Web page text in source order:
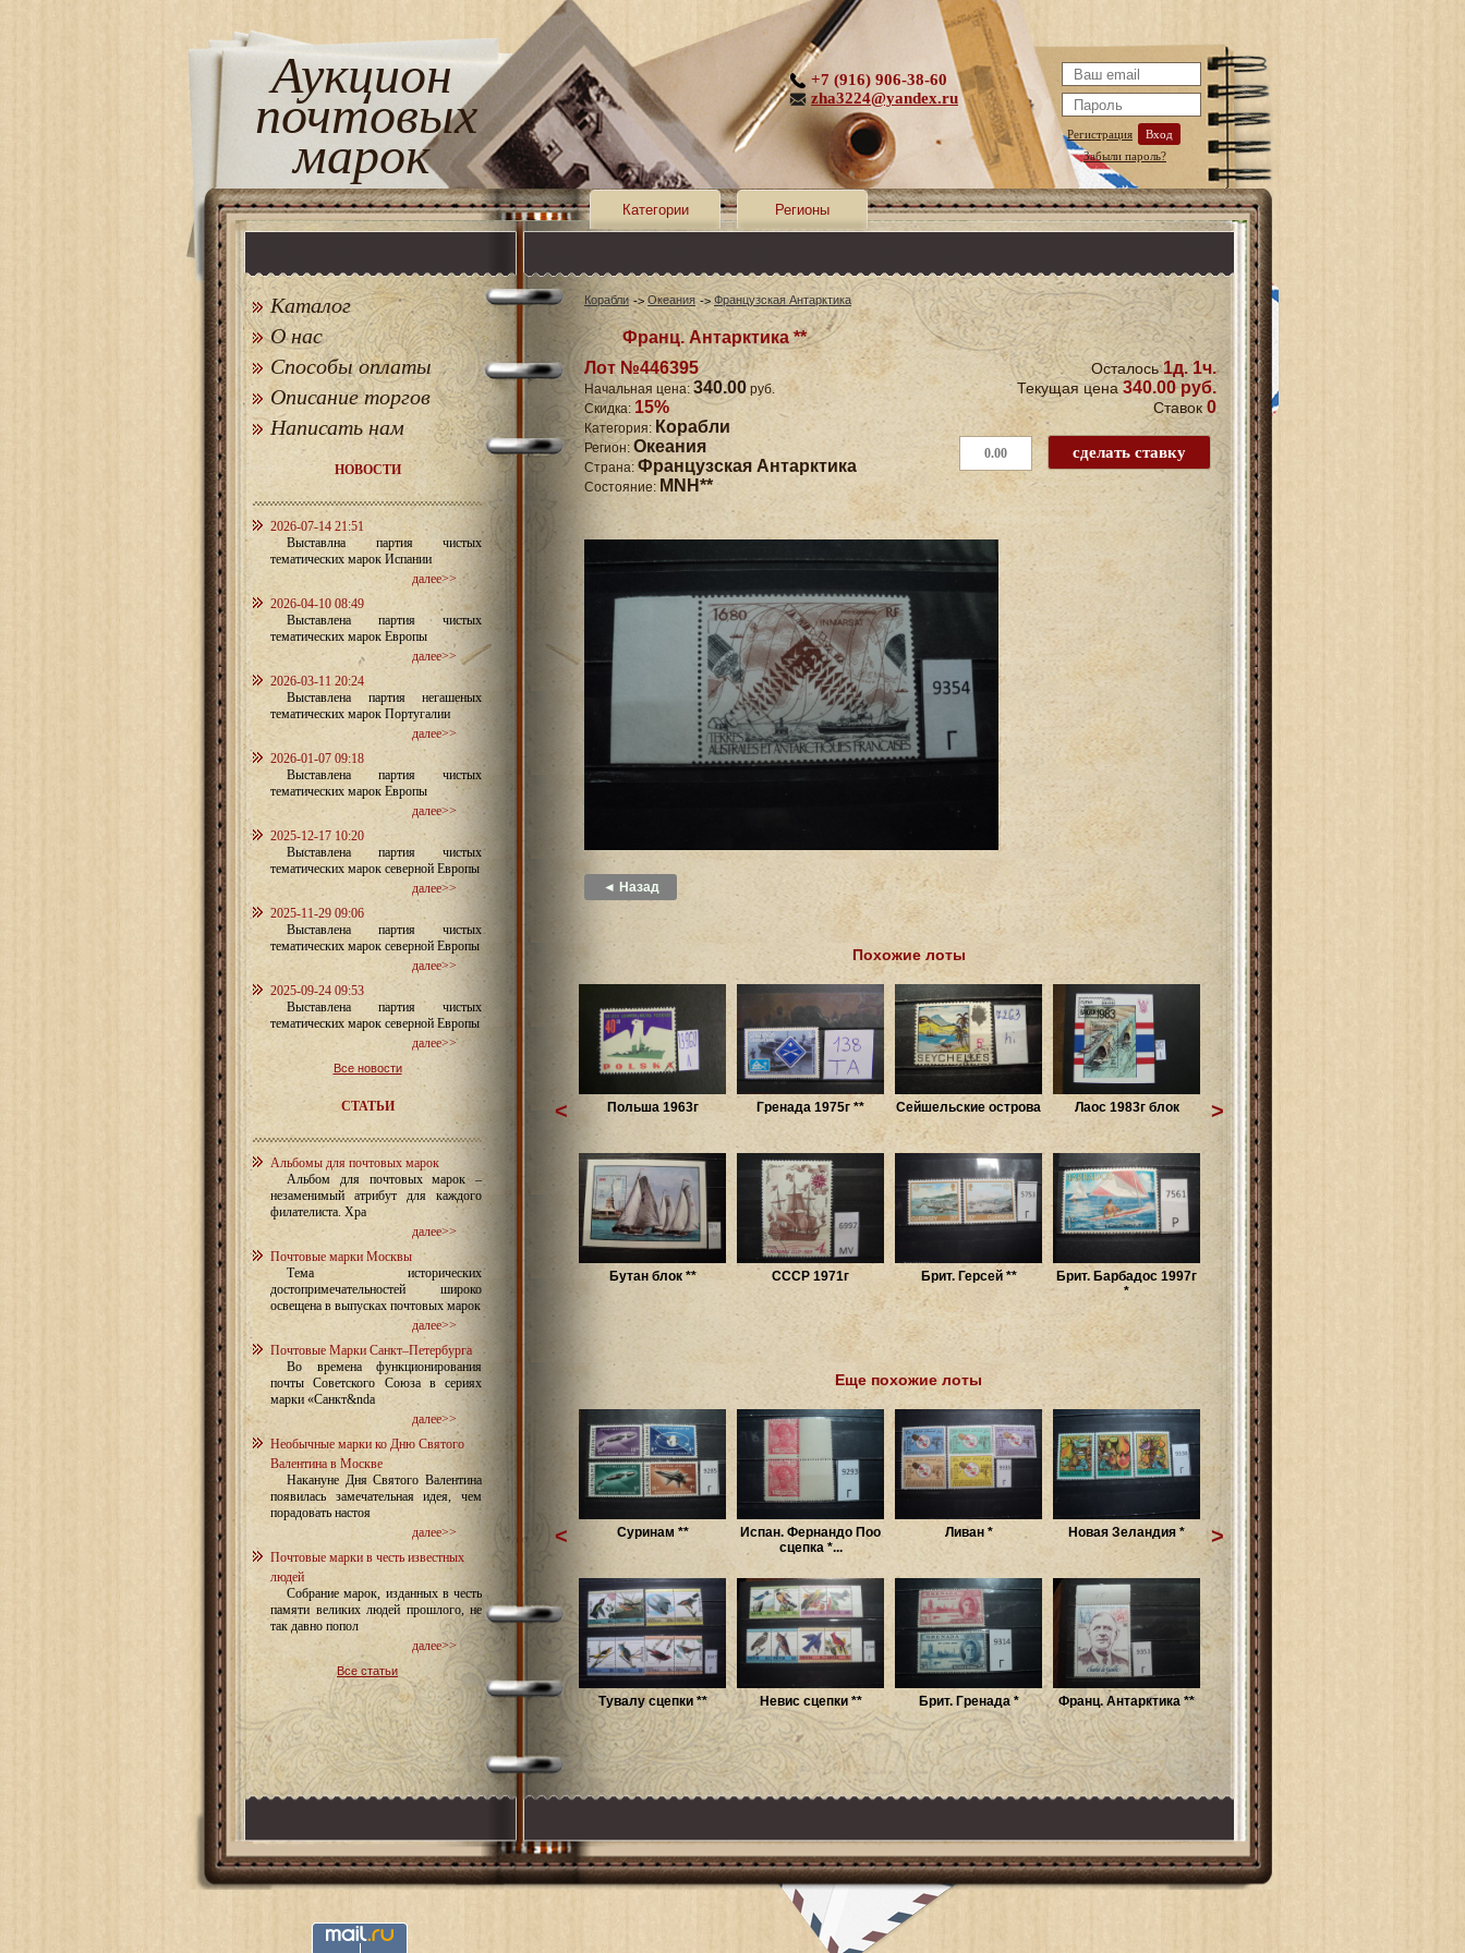
Аукцион
почтовых
марок Регистрация
Вход
Забыли пароль?
+7 (916) 906-38-60
zha3224@yandex.ru
Категории Регионы
Каталог
О нас
Способы оплаты
Описание торгов
Написать нам
НОВОСТИ
2026-07-14 21:51
Выставлна партия чистых
тематических марок Испании
далее>>
2026-04-10 08:49
Выставлена партия чистых
тематических марок Европы
далее>>
2026-03-11 20:24
Выставлена партия негашеных
тематических марок Португалии
далее>>
2026-01-07 09:18
Выставлена партия чистых
тематических марок Европы
далее>>
2025-12-17 10:20
Выставлена партия чистых
тематических марок северной Европы
далее>>
2025-11-29 09:06
Выставлена партия чистых
тематических марок северной Европы
далее>>
2025-09-24 09:53
Выставлена партия чистых
тематических марок северной Европы
далее>>
Все новости
СТАТЬИ
Альбомы для почтовых марок
Альбом для почтовых марок –
незаменимый атрибут для каждого
филателиста. Хра
далее>>
Почтовые марки Москвы
Тема исторических
достопримечательностей широко
освещена в выпусках почтовых марок
далее>>
Почтовые Марки Санкт–Петербурга
Во времена функционирования
почты Советского Союза в сериях
марки «Санкт&nda
далее>>
Необычные марки ко Дню Святого
Валентина в Москве
Накануне Дня Святого Валентина
появилась замечательная идея, чем
порадовать настоя
далее>>
Почтовые марки в честь известных
людей
Собрание марок, изданных в честь
памяти великих людей прошлого, не
так давно попол
далее>>
Все статьи
Корабли Океания Французская Антарктика
Франц. Антарктика **
Лот №446395
Начальная цена: 340.00 руб.
Скидка: 15%
Категория: Корабли
Регион: Океания
Страна: Французская Антарктика
Состояние: MNH**
Осталось1д. 1ч.
Текущая цена340.00 руб.
Ставок 0
◄ Назад
Похожие лоты
Польша 1963г Гренада 1975г ** Сейшельские острова Лаос 1983г блок
Бутан блок ** СССР 1971г Брит. Герсей **
Брит. Барбадос 1997г
*
< >
Еще похожие лоты
Суринам **
Испан. Фернандо Поо
сцепка *...
Ливан * Новая Зеландия *
Тувалу сцепки ** Невис сцепки ** Брит. Гренада * Франц. Антарктика **
< >